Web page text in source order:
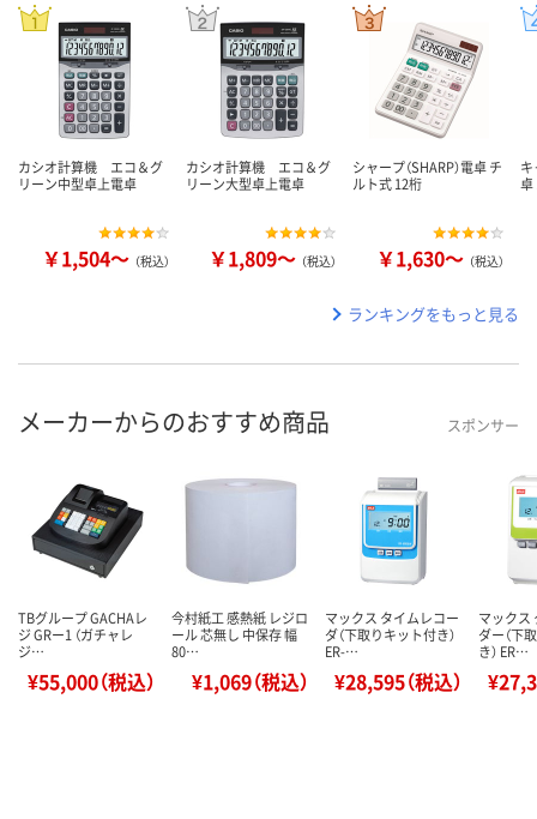
カシオ計算機 エコ＆グ
リーン中型卓上電卓
￥1,504～ （税込）
カシオ計算機 エコ＆グ
リーン大型卓上電卓
￥1,809～ （税込）
シャープ（SHARP）電卓 チ
ルト式 12桁
￥1,630～ （税込）
キ
卓
ランキングをもっと見る
メーカーからのおすすめ商品 スポンサー
TBグループ GACHAレ
ジ GRー1 （ガチャレ
ジ…
¥55,000（税込）
今村紙工 感熱紙 レジロ
ール 芯無し 中保存 幅
80…
¥1,069（税込）
マックス タイムレコー
ダ（下取りキット付き）
ER-…
¥28,595（税込）
マックス
ダー（下
き） ER…